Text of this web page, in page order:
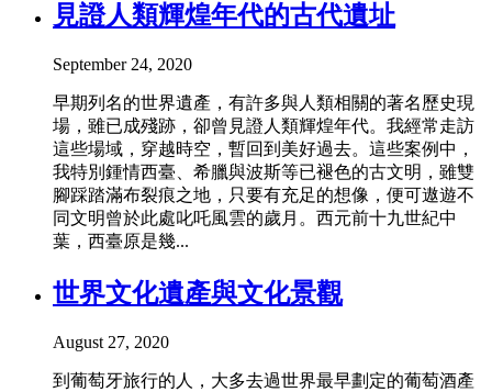
見證人類輝煌年代的古代遺址
September 24, 2020
早期列名的世界遺產，有許多與人類相關的著名歷史現
場，雖已成殘跡，卻曾見證人類輝煌年代。我經常走訪
這些場域，穿越時空，暫回到美好過去。這些案例中，
我特別鍾情西臺、希臘與波斯等已褪色的古文明，雖雙
腳踩踏滿布裂痕之地，只要有充足的想像，便可遨遊不
同文明曾於此處叱吒風雲的歲月。西元前十九世紀中
葉，西臺原是幾...
世界文化遺產與文化景觀
August 27, 2020
到葡萄牙旅行的人，大多去過世界最早劃定的葡萄酒產